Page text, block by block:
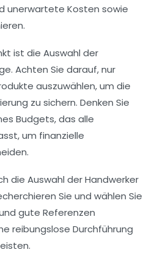
unerwartete Kosten sowie
ist die Auswahl der
. Achten Sie darauf, nur
auszuwählen, um die
zu sichern. Denken Sie
Budgets, das alle
um finanzielle
die Auswahl der Handwerker
Sie und wählen Sie
gute Referenzen
reibungslose Durchführung